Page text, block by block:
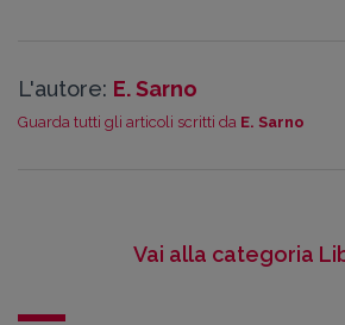
L'autore: E. Sarno
Guarda tutti gli articoli scritti da E. Sarno
Vai alla categoria